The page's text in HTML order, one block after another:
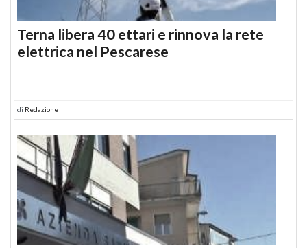
Terna libera 40 ettari e rinnova la rete
elettrica nel Pescarese
di Redazione